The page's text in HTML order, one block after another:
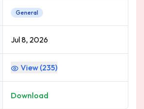
General
Jul 8, 2026
View (235)
Download